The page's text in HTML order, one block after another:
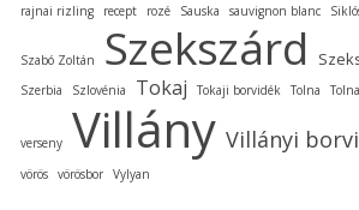
rajnai rizling
recept rozé Sauska sauvignon blanc
Szabó Zoltán Szekszárd
Szerbia Szlovénia Tokaj Tokaji borvidék Tolna
verseny Villány Villányi
vörös vörösbor Vylyan